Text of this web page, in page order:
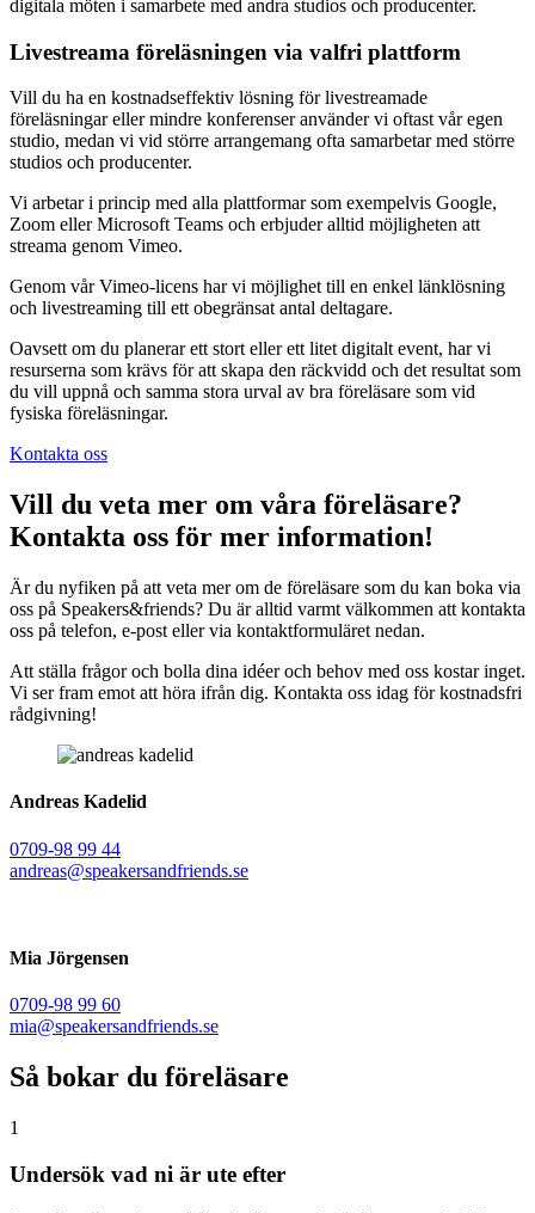
digitala möten i samarbete med andra studios och producenter.
Livestreama föreläsningen via valfri plattform
Vill du ha en kostnadseffektiv lösning för livestreamade
föreläsningar eller mindre konferenser använder vi oftast vår egen
studio, medan vi vid större arrangemang ofta samarbetar med större
studios och producenter.
Vi arbetar i princip med alla plattformar som exempelvis Google,
Zoom eller Microsoft Teams och erbjuder alltid möjligheten att
streama genom Vimeo.
Genom vår Vimeo-licens har vi möjlighet till en enkel länklösning
och livestreaming till ett obegränsat antal deltagare.
Oavsett om du planerar ett stort eller ett litet digitalt event, har vi
resurserna som krävs för att skapa den räckvidd och det resultat som
du vill uppnå och samma stora urval av bra föreläsare som vid
fysiska föreläsningar.
Kontakta oss
Vill du veta mer om våra föreläsare?
Kontakta oss för mer information!
Är du nyfiken på att veta mer om de föreläsare som du kan boka via
oss på Speakers&friends? Du är alltid varmt välkommen att kontakta
oss på telefon, e-post eller via kontaktformuläret nedan.
Att ställa frågor och bolla dina idéer och behov med oss kostar inget.
Vi ser fram emot att höra ifrån dig. Kontakta oss idag för kostnadsfri
rådgivning!
Andreas Kadelid ​
0709-98 99 44
andreas@speakersandfriends.se​
Mia Jörgensen
0709-98 99 60
mia@speakersandfriends.se​
Så bokar du föreläsare
1
Undersök vad ni är ute efter